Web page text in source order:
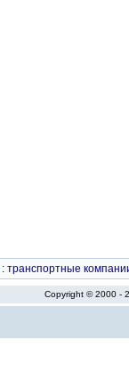
: транспортные
Copyright © 2000 -